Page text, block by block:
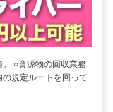
○資源物の回収業務
規定ルートを回って